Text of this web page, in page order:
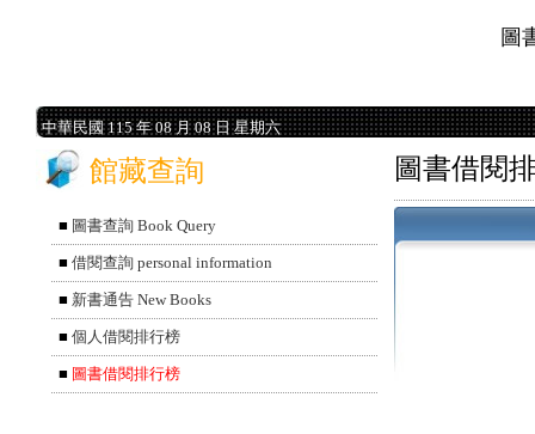
圖
中華民國 115 年 08 月 08 日 星期六
中華民國 115 年 08 月 08 日 星期六
館藏查詢
■ 圖書查詢 Book Query
■ 借閱查詢 personal information
■ 新書通告 New Books
■ 個人借閱排行榜
■ 圖書借閱排行榜
圖書借閱